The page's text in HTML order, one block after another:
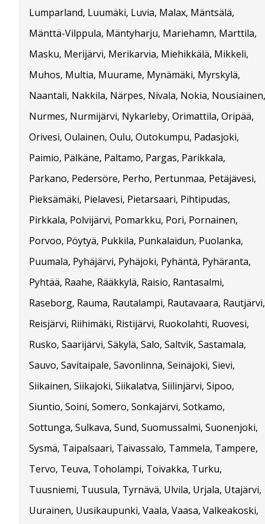
Lumparland, Luumäki, Luvia, Malax, Mäntsälä,
Mänttä-Vilppula, Mäntyharju, Mariehamn, Marttila,
Masku, Merijärvi, Merikarvia, Miehikkälä, Mikkeli,
Muhos, Multia, Muurame, Mynämäki, Myrskylä,
Naantali, Nakkila, Närpes, Nivala, Nokia, Nousiainen,
Nurmes, Nurmijärvi, Nykarleby, Orimattila, Oripää,
Orivesi, Oulainen, Oulu, Outokumpu, Padasjoki,
Paimio, Pälkäne, Paltamo, Pargas, Parikkala,
Parkano, Pedersöre, Perho, Pertunmaa, Petäjävesi,
Pieksämäki, Pielavesi, Pietarsaari, Pihtipudas,
Pirkkala, Polvijärvi, Pomarkku, Pori, Pornainen,
Porvoo, Pöytyä, Pukkila, Punkalaidun, Puolanka,
Puumala, Pyhäjärvi, Pyhäjoki, Pyhäntä, Pyhäranta,
Pyhtää, Raahe, Rääkkylä, Raisio, Rantasalmi,
Raseborg, Rauma, Rautalampi, Rautavaara, Rautjärvi,
Reisjärvi, Riihimäki, Ristijärvi, Ruokolahti, Ruovesi,
Rusko, Saarijärvi, Säkylä, Salo, Saltvik, Sastamala,
Sauvo, Savitaipale, Savonlinna, Seinäjoki, Sievi,
Siikainen, Siikajoki, Siikalatva, Siilinjärvi, Sipoo,
Siuntio, Soini, Somero, Sonkajärvi, Sotkamo,
Sottunga, Sulkava, Sund, Suomussalmi, Suonenjoki,
Sysmä, Taipalsaari, Taivassalo, Tammela, Tampere,
Tervo, Teuva, Toholampi, Toivakka, Turku,
Tuusniemi, Tuusula, Tyrnävä, Ulvila, Urjala, Utajärvi,
Uurainen, Uusikaupunki, Vaala, Vaasa, Valkeakoski,